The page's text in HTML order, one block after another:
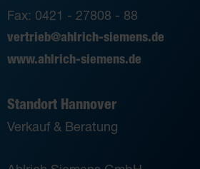
Fax: 0421 - 27808 - 88
vertrieb@ahlrich-siemens.de
www.ahlrich-siemens.de
Standort Hannover
Verkauf & Beratung